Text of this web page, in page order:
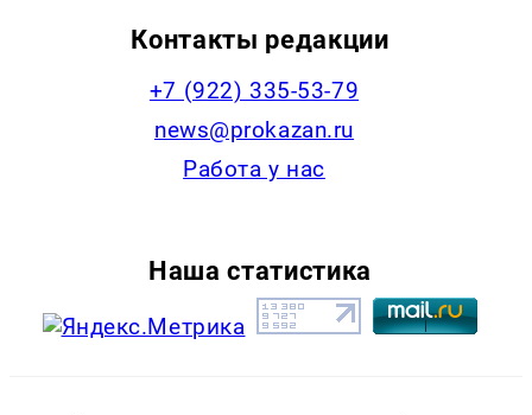
Контакты редакции
+7 (922) 335-53-79
news@prokazan.ru
Работа у нас
Наша статистика